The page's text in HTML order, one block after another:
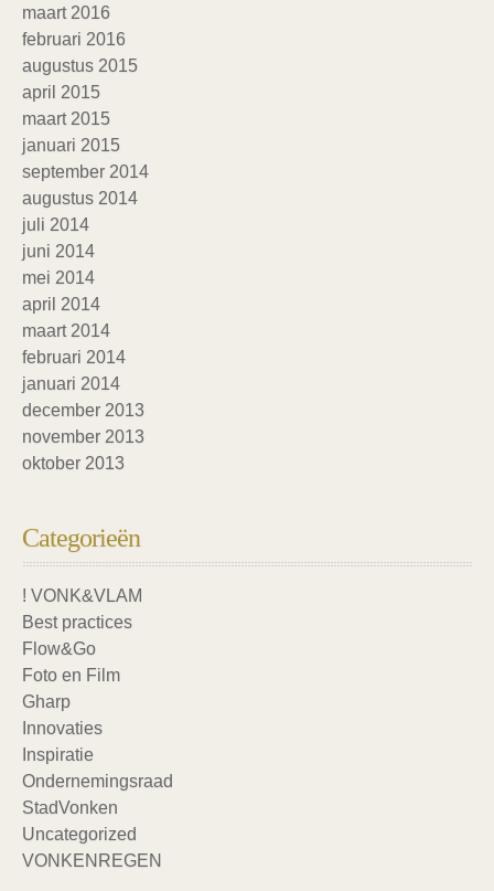
maart 2016
februari 2016
augustus 2015
april 2015
maart 2015
januari 2015
september 2014
augustus 2014
juli 2014
juni 2014
mei 2014
april 2014
maart 2014
februari 2014
januari 2014
december 2013
november 2013
oktober 2013
Categorieën
! VONK&VLAM
Best practices
Flow&Go
Foto en Film
Gharp
Innovaties
Inspiratie
Ondernemingsraad
StadVonken
Uncategorized
VONKENREGEN